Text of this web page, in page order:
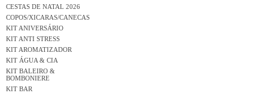
CESTAS DE NATAL 2026
COPOS/XICARAS/CANECAS
KIT ANIVERSÁRIO
KIT ANTI STRESS
KIT AROMATIZADOR
KIT ÁGUA & CIA
KIT BALEIRO &
BOMBONIERE
KIT BAR